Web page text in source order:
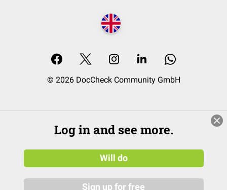
© 2026 DocCheck Community GmbH
Log in and see more.
Will do
Sign up for free